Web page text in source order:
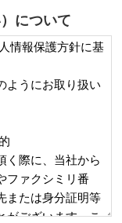
について